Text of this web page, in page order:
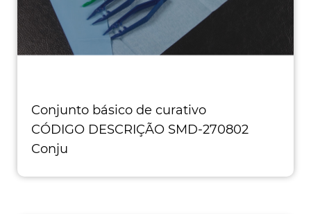
Conjunto básico de curativo
CÓDIGO DESCRIÇÃO SMD-270802
Conju